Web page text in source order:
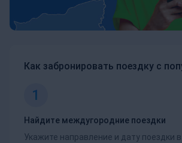
Как забронировать поездку с
1
Найдите междугородние поездки
Укажите направление и дату поездки